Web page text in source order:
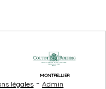
MONTPELLIER
légales - Admin